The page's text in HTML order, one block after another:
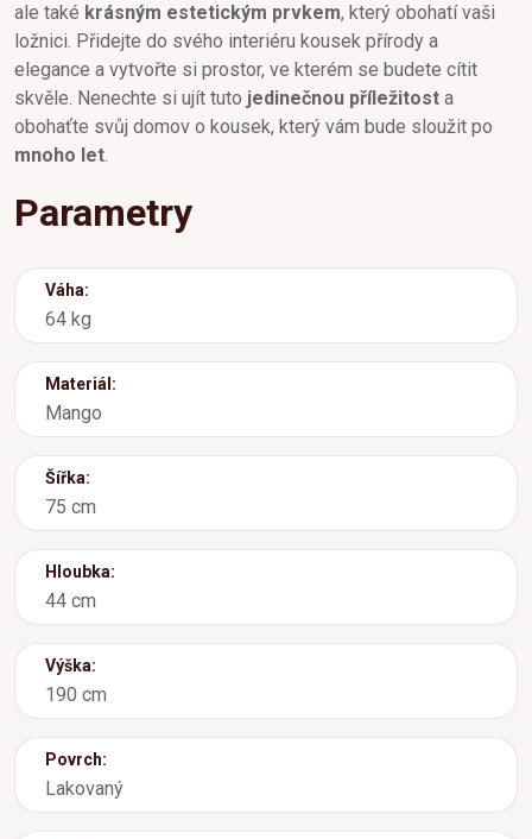
ale také krásným estetickým prvkem, který obohatí vaši
ložnici. Přidejte do svého interiéru kousek přírody a
elegance a vytvořte si prostor, ve kterém se budete cítit
skvěle. Nenechte si ujít tuto jedinečnou příležitost a
obohaťte svůj domov o kousek, který vám bude sloužit po
mnoho let
Parametry
Váha:
64 kg
Materiál:
Mango
Šířka:
75 cm
Hloubka:
44 cm
Výška:
190 cm
Povrch:
Lakovaný